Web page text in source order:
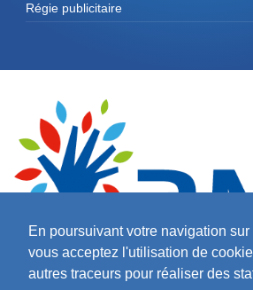
En poursuivant votre navigation sur
vous acceptez l'utilisation de
autres traceurs pour réaliser des
Régie publicitaire